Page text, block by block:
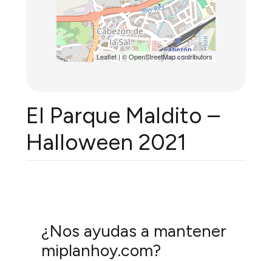
Leaflet| ©OpenStreetMapcontributors
El Parque Maldito –
Halloween 2021
¿Nos ayudas a mantener
miplanhoy.com?